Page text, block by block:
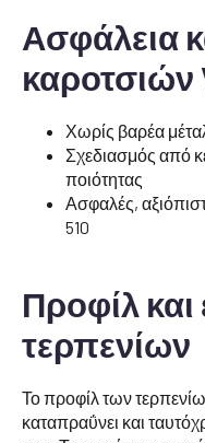
Ασφάλεια
καροτσιών
Χωρίς βαρέα
Σχεδιασμός από
ποιότητας
Ασφαλές,
510
Προφίλ και
τερπενίων
Το προφίλ των
καταπραΰνει και